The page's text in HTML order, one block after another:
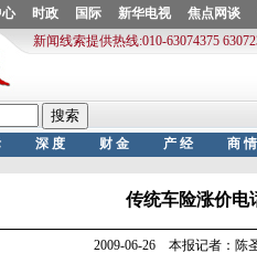
传统车险涨价电
2009-06-26 本报记者：陈